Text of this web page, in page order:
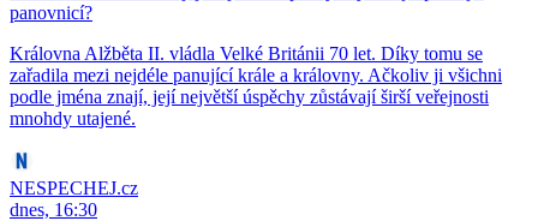
panovnicí?
Královna Alžběta II. vládla Velké Británii 70 let. Díky tomu se
zařadila mezi nejdéle panující krále a královny. Ačkoliv ji všichni
podle jména znají, její největší úspěchy zůstávají širší veřejnosti
mnohdy utajené.
NESPECHEJ.cz
dnes, 16:30